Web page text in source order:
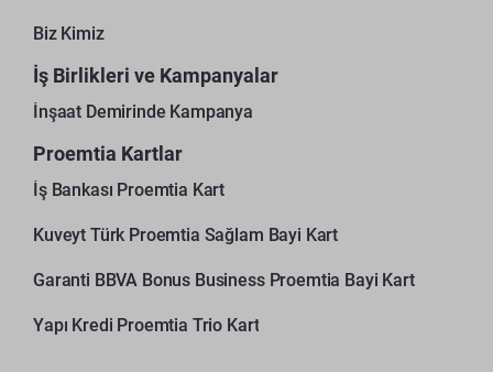
Biz Kimiz
İş Birlikleri ve Kampanyalar
İnşaat Demirinde Kampanya
Proemtia Kartlar
İş Bankası Proemtia Kart
Kuveyt Türk Proemtia Sağlam Bayi Kart
Garanti BBVA Bonus Business Proemtia Bayi Kart
Yapı Kredi Proemtia Trio Kart